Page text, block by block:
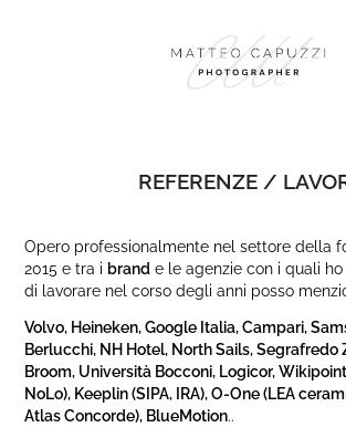
REFERENZE /
Opero professionalmente nel settore della
2015 e tra i brand e le agenzie con i quali
di lavorare nel corso degli anni posso
Volvo, Heineken, Google Italia, Campari,
Berlucchi, NH Hotel, North Sails, Segrafredo
Broom, Università Bocconi, Logicor,
NoLo), Keeplin (SIPA, IRA), O-One (LEA
Atlas Concorde), BlueMotion..